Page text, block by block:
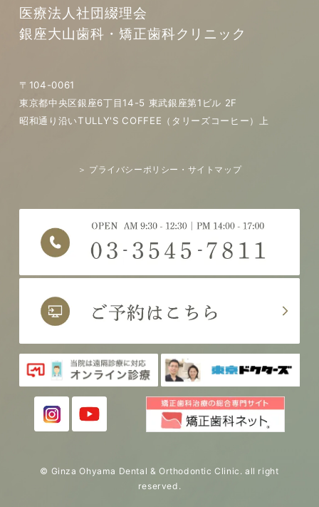
医療法人社団綴理会
銀座大山歯科・矯正歯科クリニック
〒104-0061
東京都中央区銀座6丁目14-5 東武銀座第1ビル 2F
昭和通り沿いTULLY'S COFFEE（タリーズコーヒー）上
＞ プライバシーポリシー・サイトマップ
© Ginza Ohyama Dental & Orthodontic Clinic. all right
reserved.